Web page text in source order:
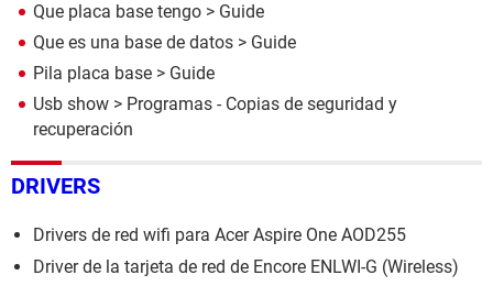
Que placa base tengo > Guide
Que es una base de datos > Guide
Pila placa base > Guide
Usb show > Programas - Copias de seguridad y
recuperación
DRIVERS
Drivers de red wifi para Acer Aspire One AOD255
Driver de la tarjeta de red de Encore ENLWI-G (Wireless)